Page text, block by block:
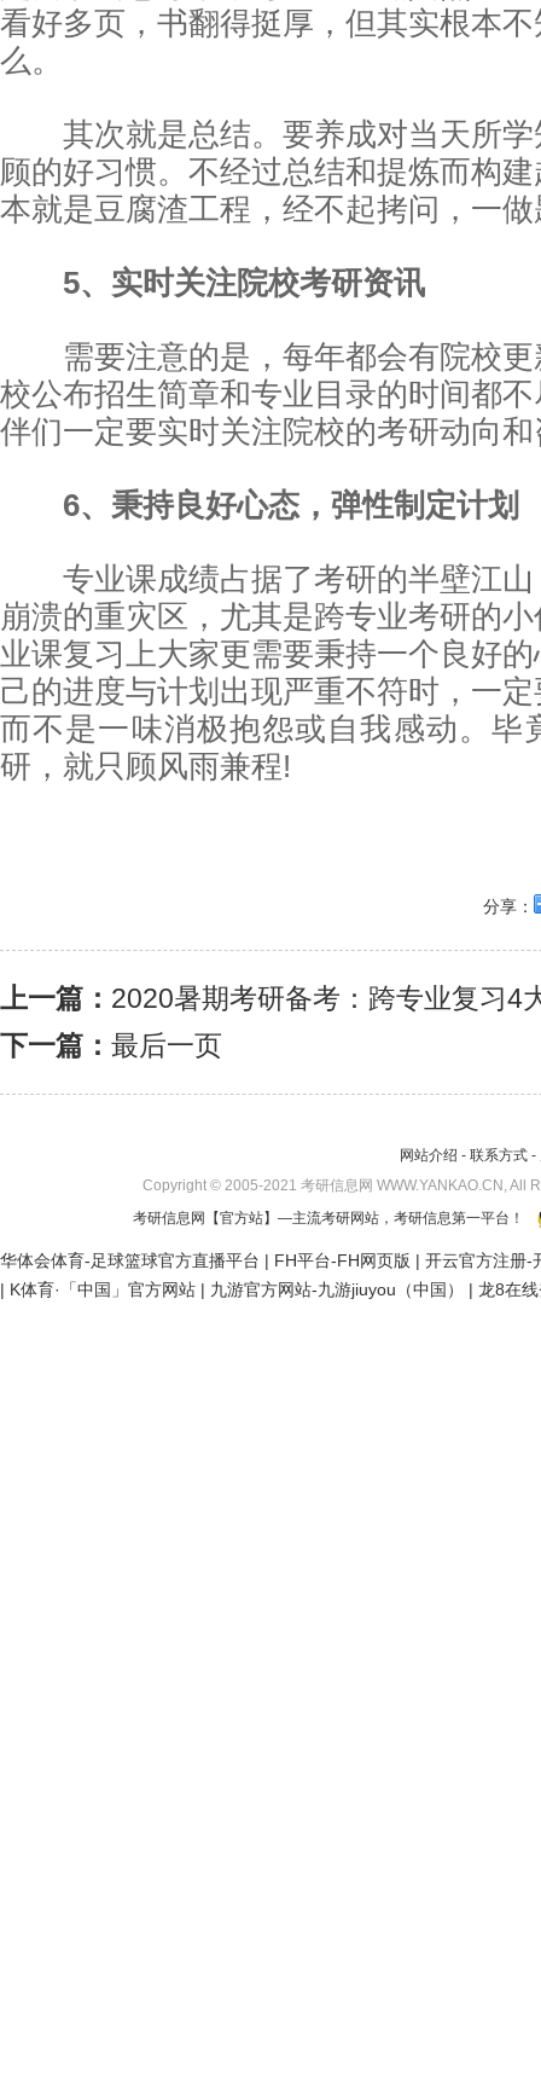
看好多页，书翻得挺厚，但其实根本
么。
其次就是总结。要养成对当天所学
顾的好习惯。不经过总结和提炼而构
本就是豆腐渣工程，经不起拷问，一
5、实时关注院校考研资讯
需要注意的是，每年都会有院校更
校公布招生简章和专业目录的时间都
伴们一定要实时关注院校的考研动向
6、秉持良好心态，弹性制定计划
专业课成绩占据了考研的半壁江山
崩溃的重灾区，尤其是跨专业考研的
业课复习上大家更需要秉持一个良好
己的进度与计划出现严重不符时，一
而不是一味消极抱怨或自我感动。毕
研，就只顾风雨兼程!
分享：
上一篇： 2020暑期考研备考：跨专业复习4
下一篇： 最后一页
网站介绍 - 联系方式 -
Copyright © 2005-2021 考研信息网 WWW.YANKAO.CN,
考研信息网
【官方站】—主流考研网站，考研信息第一平台！
华体会体育-足球篮球官方直播平台 | FH平台-FH网页版 | 开云官方注册-
| K体育·「中国」官方网站 | 九游官方网站-九游jiuyou（中国） | 龙8在